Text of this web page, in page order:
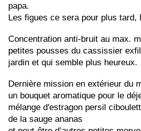
papa.
Les figues ce sera pour plus tard,
Concentration anti-bruit au max.
petites pousses du cassissier
jardin et qui semble plus heureux.
Dernière mission en extérieur du
un bouquet aromatique pour le
mélange d'estragon persil
de la sauge ananas